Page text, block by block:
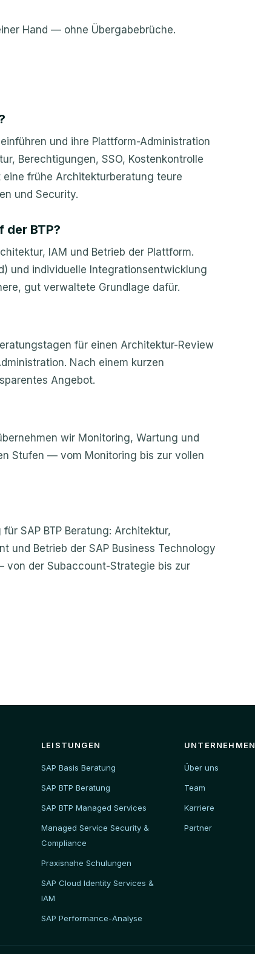
Hand — ohne Übergabebrüche.
und ihre Plattform-Administration
Berechtigungen, SSO, Kostenkontrolle
frühe Architekturberatung teure
und Security.
der BTP?
IAM und Betrieb der Plattform.
und individuelle Integrationsentwicklung
gut verwaltete Grundlage dafür.
für einen Architektur-Review
Nach einem kurzen
Angebot.
wir Monitoring, Wartung und
Stufen — vom Monitoring bis zur vollen
SAP BTP Beratung: Architektur,
und Betrieb der SAP Business Technology
von der Subaccount-Strategie bis zur
LEISTUNGEN
SAP Basis Beratung
SAP BTP Beratung
SAP BTP Managed Services
Managed Service Security &
Compliance
Praxisnahe Schulungen
SAP Cloud Identity Services &
IAM
SAP Performance-Analyse
UNTERNEHMEN
Über uns
Team
Karriere
Partner